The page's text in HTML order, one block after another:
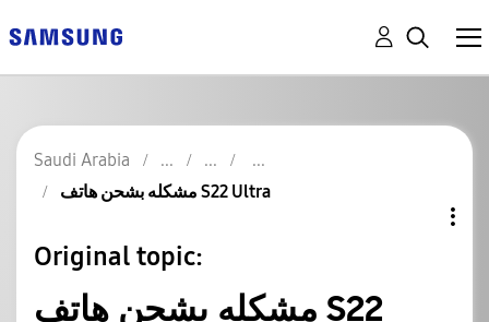
Saudi Arabia
مشكله بشحن هاتف S22 Ultra
Original topic:
مشكله بشحن هاتف S22